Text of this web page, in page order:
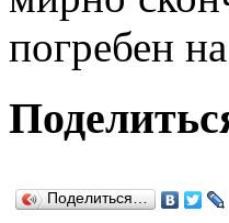
погребен
Поделиться…